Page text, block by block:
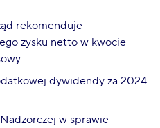
rekomenduje
zysku netto w kwocie
dywidendy za 2024
w sprawie